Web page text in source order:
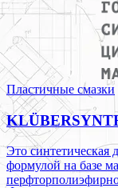
Пластичные смазки
Это синтетическая
формулой на базе